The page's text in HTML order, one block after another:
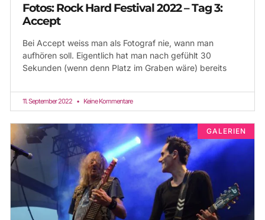
Fotos: Rock Hard Festival 2022 – Tag 3:
Accept
Bei Accept weiss man als Fotograf nie, wann man
aufhören soll. Eigentlich hat man nach gefühlt 30
Sekunden (wenn denn Platz im Graben wäre) bereits
11. September 2022 Keine Kommentare
GALERIEN